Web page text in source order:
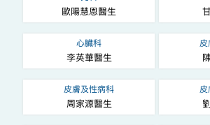
歐陽慧恩醫生
心臟科
李英華醫生
皮
皮膚及性病科
周家源醫生
皮